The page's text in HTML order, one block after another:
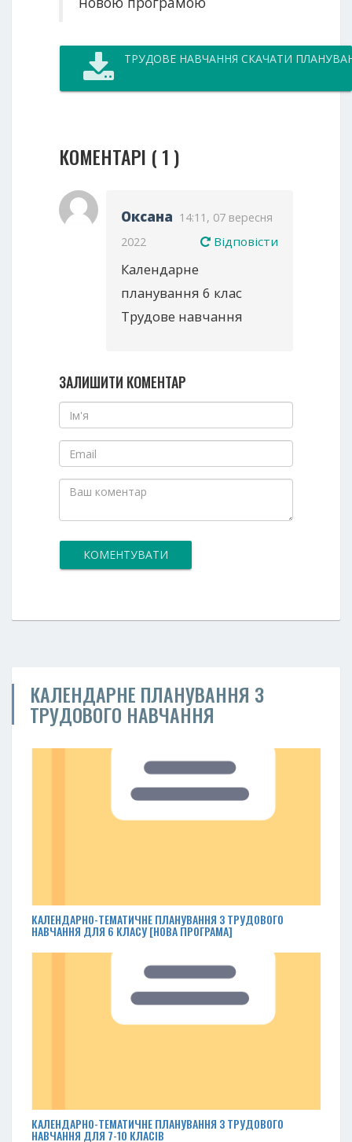
ТРУДОВЕ НАВЧАННЯ СКАЧАТИ
КОМЕНТАРІ ( 1 )
Оксана 14:11, 07 вересня
2022
Відповісти
Календарне
планування 6 клас
Трудове навчання
ЗАЛИШИТИ КОМЕНТАР
КОМЕНТУВАТИ
КАЛЕНДАРНЕ ПЛАНУВАННЯ З
ТРУДОВОГО НАВЧАННЯ
КАЛЕНДАРНО-ТЕМАТИЧНЕ ПЛАНУВАННЯ З ТРУДОВОГО
НАВЧАННЯ ДЛЯ 6 КЛАСУ [НОВА ПРОГРАМА]
КАЛЕНДАРНО-ТЕМАТИЧНЕ ПЛАНУВАННЯ З ТРУДОВОГО
НАВЧАННЯ ДЛЯ 7-10 КЛАСІВ